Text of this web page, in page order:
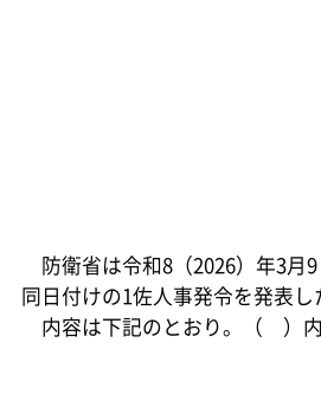
防衛省は令和8（2026）年3月9
同日付けの1佐人事発令を発表し
内容は下記のとおり。（ ）内